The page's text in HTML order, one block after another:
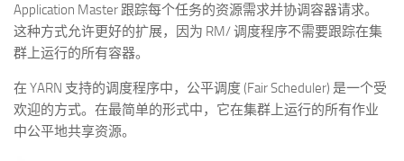
Application Master 跟踪每个任务的资源需求并协调容器请求。
这种方式允许更好的扩展，因为 RM/ 调度程序不需要跟踪在集
群上运行的所有容器。
在 YARN 支持的调度程序中，公平调度 (Fair Scheduler) 是一个受
欢迎的方式。在最简单的形式中，它在集群上运行的所有作业
中公平地共享资源。